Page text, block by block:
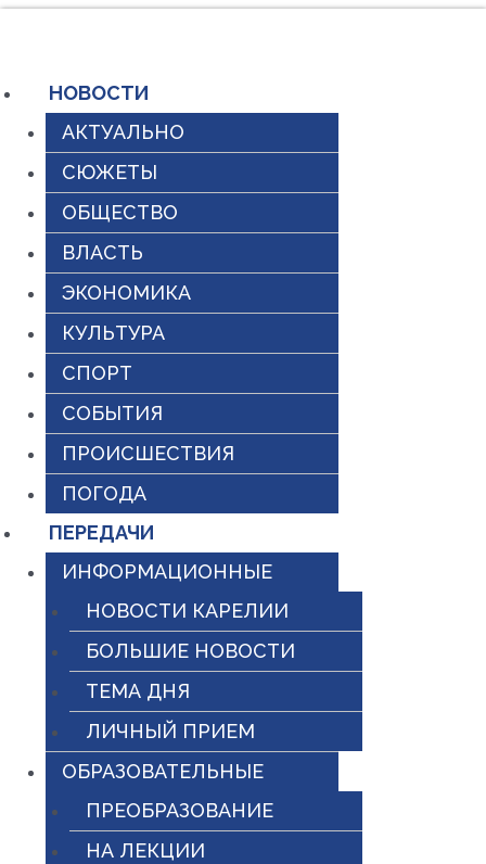
содержимому
НОВОСТИ
АКТУАЛЬНО
СЮЖЕТЫ
ОБЩЕСТВО
ВЛАСТЬ
ЭКОНОМИКА
КУЛЬТУРА
СПОРТ
СОБЫТИЯ
ПРОИСШЕСТВИЯ
ПОГОДА
ПЕРЕДАЧИ
ИНФОРМАЦИОННЫЕ
НОВОСТИ КАРЕЛИИ
БОЛЬШИЕ НОВОСТИ
ТЕМА ДНЯ
ЛИЧНЫЙ ПРИЕМ
ОБРАЗОВАТЕЛЬНЫЕ
ПРЕОБРАЗОВАНИЕ
НА ЛЕКЦИИ